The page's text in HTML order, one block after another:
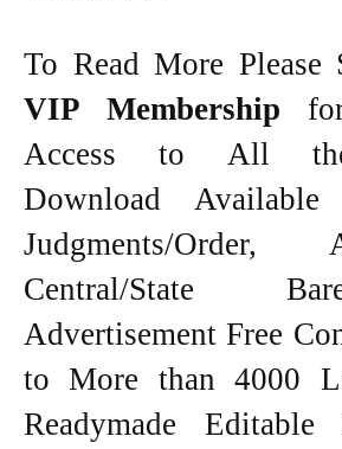
To Read More Please
VIP Membership
Access to All
Download
Judgments/
Central/State
Advertisement Free
to More than 4000
Readymade